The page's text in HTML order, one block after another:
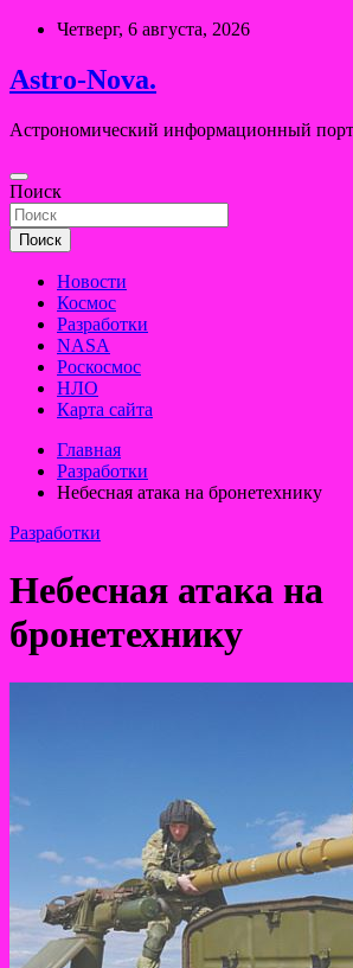
Перейти
содержимому
Четверг, 6 августа, 2026
Astro-Nova.
Астрономический информационный
Поиск
Поиск
Новости
Космос
Разработки
NASA
Роскосмос
НЛО
Карта сайта
Главная
Разработки
Небесная атака на бронетехнику
Разработки
Небесная атака на
бронетехнику